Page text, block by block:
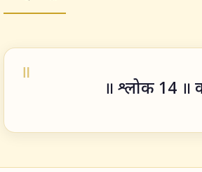
॥ श्लोक 14 ॥